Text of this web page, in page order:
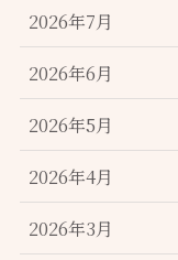
2026年7月
2026年6月
2026年5月
2026年4月
2026年3月